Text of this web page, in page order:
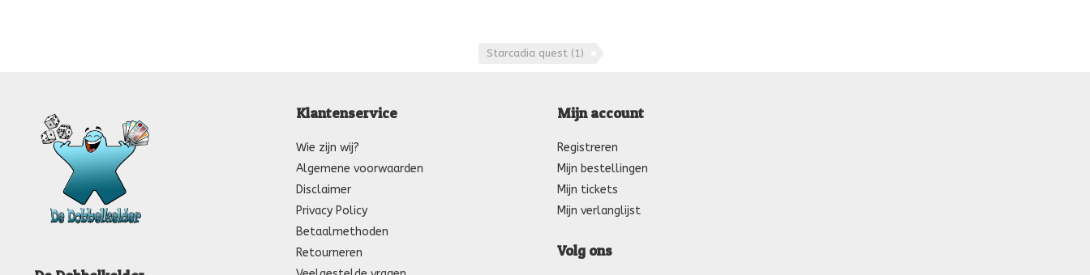
Starcadia quest (1)
Klantenservice
Wie zijn wij?
Algemene voorwaarden
Disclaimer
Privacy Policy
Betaalmethoden
Retourneren
Mijn account
Registreren
Mijn bestellingen
Mijn tickets
Mijn verlanglijst
Volg ons